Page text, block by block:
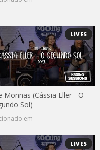
LIVES
Monnas (Cássia Eller - O
Sol)
em
LIVES